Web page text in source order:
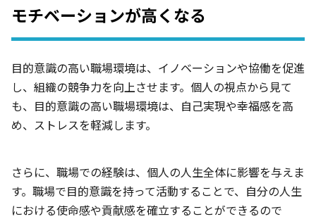
モチベーションが高くなる
目的意識の高い職場環境は、イノベーションや協働を促進
し、組織の競争力を向上させます。個人の視点から見て
も、目的意識の高い職場環境は、自己実現や幸福感を高
め、ストレスを軽減します。
さらに、職場での経験は、個人の人生全体に影響を与えま
す。職場で目的意識を持って活動することで、自分の人生
における使命感や貢献感を確立することができるので